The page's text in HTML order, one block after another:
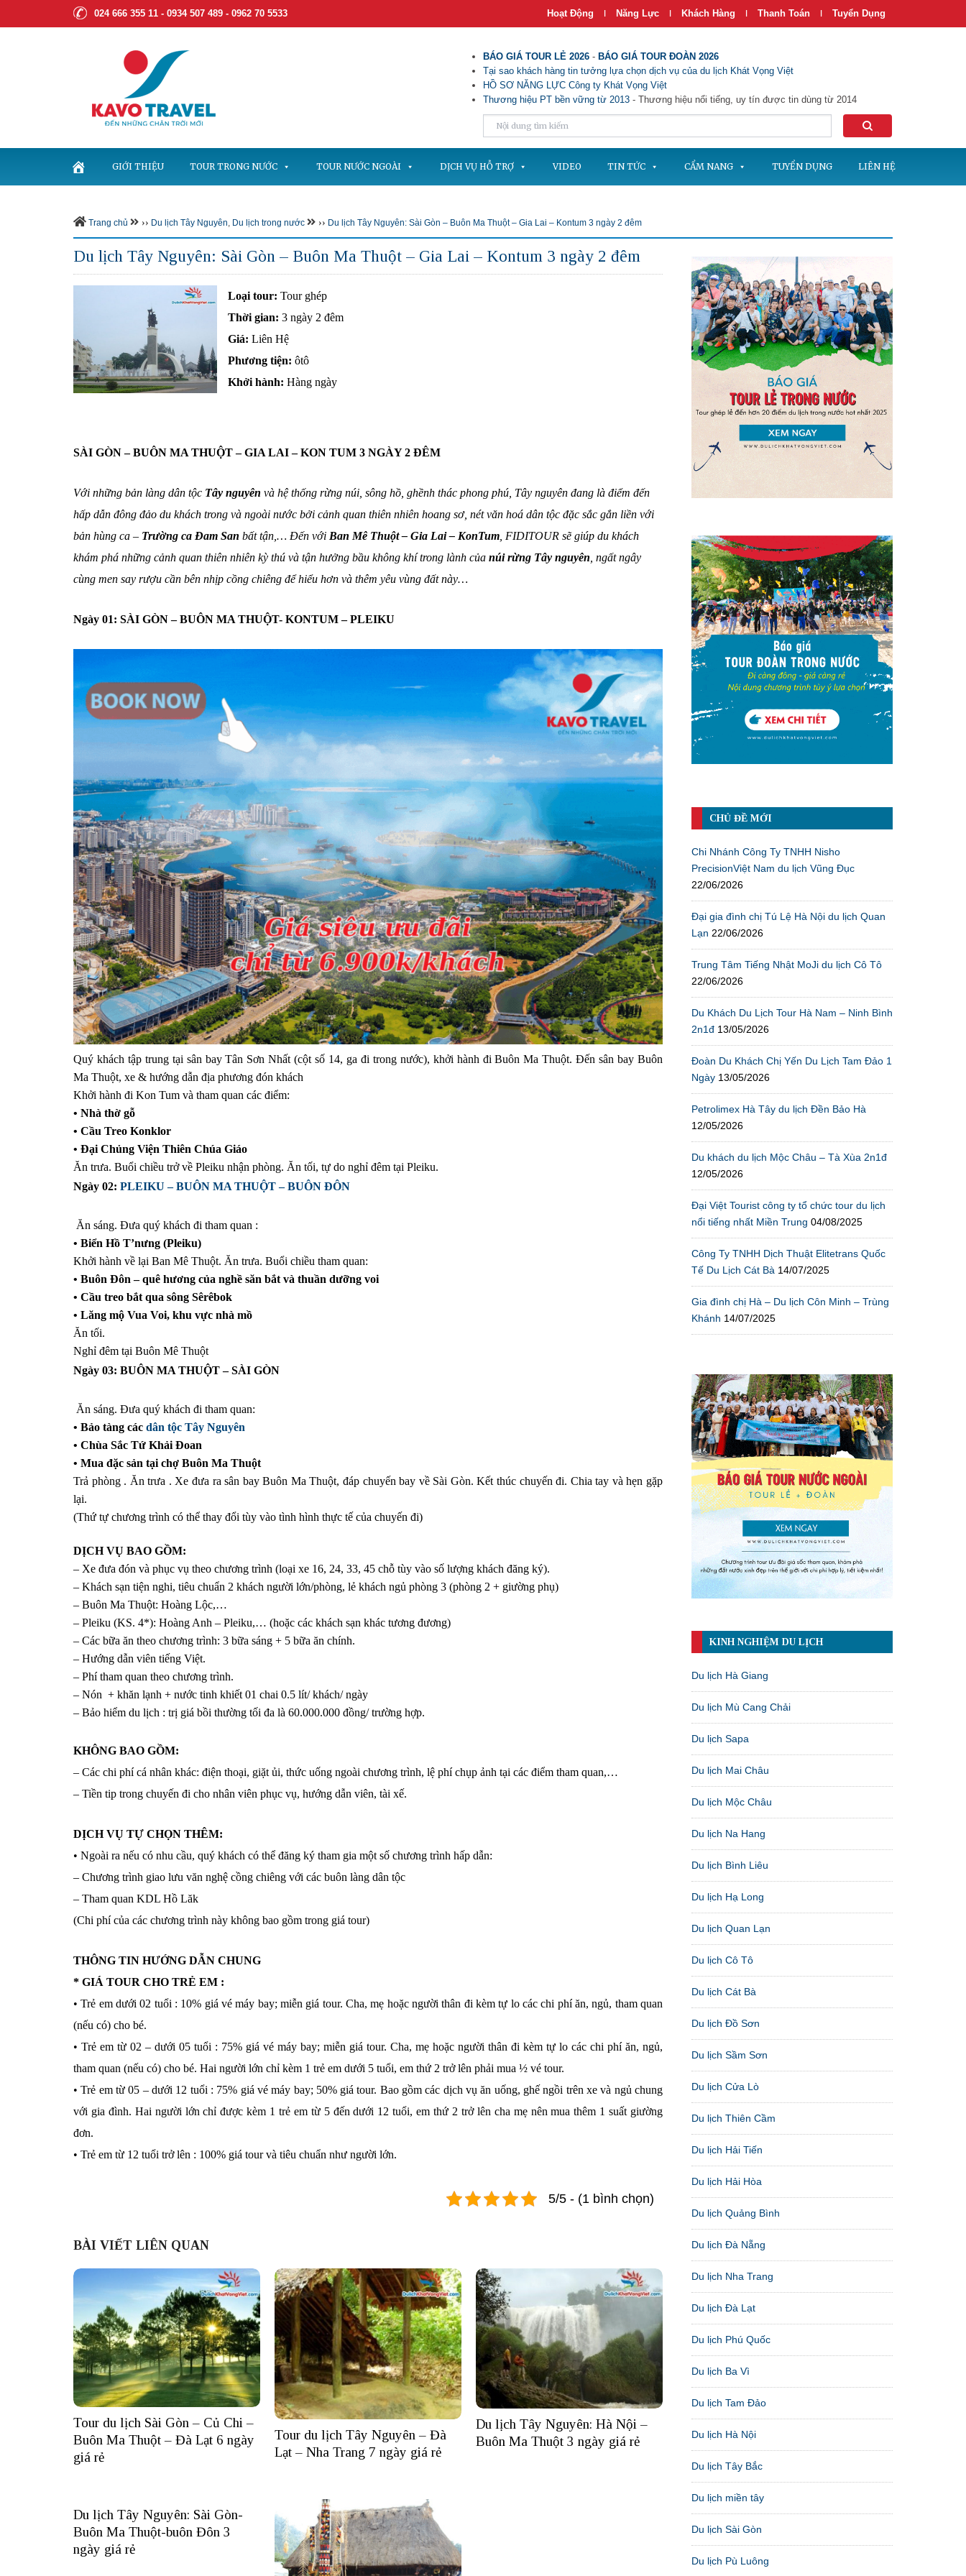
024 666 355 11 - 0934 507 489 - 0962 70 5533 Hoạt Động | Năng Lực | Khách Hàng | Thanh Toán | Tuyển Dụng
BÁO GIÁ TOUR LẺ 2026 - BÁO GIÁ TOUR ĐOÀN 2026
Tại sao khách hàng tin tưởng lựa chọn dịch vụ của du lịch Khát Vọng Việt
HỒ SƠ NĂNG LỰC Công ty Khát Vọng Việt
Thương hiệu PT bền vững từ 2013 - Thương hiệu nổi tiếng, uy tín được tin dùng từ 2014
GIỚI THIỆU TOUR TRONG NƯỚC TOUR NƯỚC NGOÀI DỊCH VỤ HỖ TRỢ VIDEO TIN TỨC CẨM NANG TUYỂN DỤNG LIÊN HỆ
Trang chủ ›› Du lịch Tây Nguyên, Du lịch trong nước ›› Du lịch Tây Nguyên: Sài Gòn – Buôn Ma Thuột – Gia Lai – Kontum 3 ngày 2 đêm
Du lịch Tây Nguyên: Sài Gòn – Buôn Ma Thuột – Gia Lai – Kontum 3 ngày 2 đêm
Loại tour: Tour ghép
Thời gian: 3 ngày 2 đêm
Giá: Liên Hệ
Phương tiện: ôtô
Khởi hành: Hàng ngày
SÀI GÒN – BUÔN MA THUỘT – GIA LAI – KON TUM 3 NGÀY 2 ĐÊM
Với những bản làng dân tộc Tây nguyên và hệ thống rừng núi, sông hồ, ghềnh thác phong phú, Tây nguyên đang là điểm đến
hấp dẫn đông đảo du khách trong và ngoài nước bởi cảnh quan thiên nhiên hoang sơ, nét văn hoá dân tộc đặc sắc gắn liền với
bản hùng ca – Trường ca Đam San bất tận,… Đến với Ban Mê Thuột – Gia Lai – KonTum , FIDITOUR sẽ giúp du khách
khám phá những cảnh quan thiên nhiên kỳ thú và tận hưởng bầu không khí trong lành của núi rừng Tây nguyên , ngất ngây
cùng men say rượu cần bên nhịp cồng chiêng để hiểu hơn và thêm yêu vùng đất này…
Ngày 01: SÀI GÒN – BUÔN MA THUỘT- KONTUM – PLEIKU
Quý khách tập trung tại sân bay Tân Sơn Nhất (cột số 14, ga đi trong nước), khởi hành đi Buôn Ma Thuột. Đến sân bay Buôn
Ma Thuột, xe & hướng dẫn địa phương đón khách
Khởi hành đi Kon Tum và tham quan các điểm:
• Nhà thờ gỗ
• Cầu Treo Konklor
• Đại Chủng Viện Thiên Chúa Giáo
Ăn trưa. Buổi chiều trở về Pleiku nhận phòng. Ăn tối, tự do nghỉ đêm tại Pleiku.
Ngày 02: PLEIKU – BUÔN MA THUỘT – BUÔN ĐÔN
Ăn sáng. Đưa quý khách đi tham quan :
• Biển Hồ T’nưng (Pleiku)
Khởi hành về lại Ban Mê Thuột. Ăn trưa. Buổi chiều tham quan:
• Buôn Đôn – quê hương của nghề săn bắt và thuần dưỡng voi
• Cầu treo bắt qua sông Sêrêbok
• Lăng mộ Vua Voi, khu vực nhà mồ
Ăn tối.
Nghỉ đêm tại Buôn Mê Thuột
Ngày 03: BUÔN MA THUỘT – SÀI GÒN
Ăn sáng. Đưa quý khách đi tham quan:
• Bảo tàng các dân tộc Tây Nguyên
• Chùa Sắc Tứ Khải Đoan
• Mua đặc sản tại chợ Buôn Ma Thuột
Trả phòng . Ăn trưa . Xe đưa ra sân bay Buôn Ma Thuột, đáp chuyến bay về Sài Gòn. Kết thúc chuyến đi. Chia tay và hẹn gặp
lại.
(Thứ tự chương trình có thể thay đổi tùy vào tình hình thực tế của chuyến đi)
DỊCH VỤ BAO GỒM:
– Xe đưa đón và phục vụ theo chương trình (loại xe 16, 24, 33, 45 chỗ tùy vào số lượng khách đăng ký).
– Khách sạn tiện nghi, tiêu chuẩn 2 khách người lớn/phòng, lẻ khách ngủ phòng 3 (phòng 2 + giường phụ)
– Buôn Ma Thuột: Hoàng Lộc,…
– Pleiku (KS. 4*): Hoàng Anh – Pleiku,… (hoặc các khách sạn khác tương đương)
– Các bữa ăn theo chương trình: 3 bữa sáng + 5 bữa ăn chính.
– Hướng dẫn viên tiếng Việt.
– Phí tham quan theo chương trình.
– Nón + khăn lạnh + nước tinh khiết 01 chai 0.5 lít/ khách/ ngày
– Bảo hiểm du lịch : trị giá bồi thường tối đa là 60.000.000 đồng/ trường hợp.
KHÔNG BAO GỒM:
– Các chi phí cá nhân khác: điện thoại, giặt ủi, thức uống ngoài chương trình, lệ phí chụp ảnh tại các điểm tham quan,…
– Tiền tip trong chuyến đi cho nhân viên phục vụ, hướng dẫn viên, tài xế.
DỊCH VỤ TỰ CHỌN THÊM:
• Ngoài ra nếu có nhu cầu, quý khách có thể đăng ký tham gia một số chương trình hấp dẫn:
– Chương trình giao lưu văn nghệ cồng chiêng với các buôn làng dân tộc
– Tham quan KDL Hồ Lăk
(Chi phí của các chương trình này không bao gồm trong giá tour)
THÔNG TIN HƯỚNG DẪN CHUNG
* GIÁ TOUR CHO TRẺ EM :
• Trẻ em dưới 02 tuổi : 10% giá vé máy bay; miễn giá tour. Cha, mẹ hoặc người thân đi kèm tự lo các chi phí ăn, ngủ, tham quan
(nếu có) cho bé.
• Trẻ em từ 02 – dưới 05 tuổi : 75% giá vé máy bay; miễn giá tour. Cha, mẹ hoặc người thân đi kèm tự lo các chi phí ăn, ngủ,
tham quan (nếu có) cho bé. Hai người lớn chỉ kèm 1 trẻ em dưới 5 tuổi, em thứ 2 trở lên phải mua ½ vé tour.
• Trẻ em từ 05 – dưới 12 tuổi : 75% giá vé máy bay; 50% giá tour. Bao gồm các dịch vụ ăn uống, ghế ngồi trên xe và ngủ chung
với gia đình. Hai người lớn chỉ được kèm 1 trẻ em từ 5 đến dưới 12 tuổi, em thứ 2 trở lên cha mẹ nên mua thêm 1 suất giường
đơn.
• Trẻ em từ 12 tuổi trở lên : 100% giá tour và tiêu chuẩn như người lớn.
5/5 - (1 bình chọn)
BÀI VIẾT LIÊN QUAN
Tour du lịch Sài Gòn – Củ Chi –
Buôn Ma Thuột – Đà Lạt 6 ngày
giá rẻ
Tour du lịch Tây Nguyên – Đà
Lạt – Nha Trang 7 ngày giá rẻ
Du lịch Tây Nguyên: Hà Nội –
Buôn Ma Thuột 3 ngày giá rẻ
Du lịch Tây Nguyên: Sài Gòn-
Buôn Ma Thuột-buôn Đôn 3
ngày giá rẻ
CHỦ ĐỀ MỚI
Chi Nhánh Công Ty TNHH Nisho
PrecisionViệt Nam du lịch Vũng Đục
22/06/2026
Đại gia đình chị Tú Lệ Hà Nội du lịch Quan
Lạn 22/06/2026
Trung Tâm Tiếng Nhật MoJi du lịch Cô Tô
22/06/2026
Du Khách Du Lịch Tour Hà Nam – Ninh Bình
2n1đ 13/05/2026
Đoàn Du Khách Chị Yến Du Lịch Tam Đảo 1
Ngày 13/05/2026
Petrolimex Hà Tây du lịch Đền Bảo Hà
12/05/2026
Du khách du lịch Mộc Châu – Tà Xùa 2n1đ
12/05/2026
Đại Việt Tourist công ty tổ chức tour du lịch
nổi tiếng nhất Miền Trung 04/08/2025
Công Ty TNHH Dịch Thuật Elitetrans Quốc
Tế Du Lịch Cát Bà 14/07/2025
Gia đình chị Hà – Du lịch Côn Minh – Trùng
Khánh 14/07/2025
KINH NGHIỆM DU LỊCH
Du lịch Hà Giang
Du lịch Mù Cang Chải
Du lịch Sapa
Du lịch Mai Châu
Du lịch Mộc Châu
Du lịch Na Hang
Du lịch Bình Liêu
Du lịch Hạ Long
Du lịch Quan Lạn
Du lịch Cô Tô
Du lịch Cát Bà
Du lịch Đồ Sơn
Du lịch Sầm Sơn
Du lịch Cửa Lò
Du lịch Thiên Cầm
Du lịch Hải Tiến
Du lịch Hải Hòa
Du lịch Quảng Bình
Du lịch Đà Nẵng
Du lịch Nha Trang
Du lịch Đà Lạt
Du lịch Phú Quốc
Du lịch Ba Vì
Du lịch Tam Đảo
Du lịch Hà Nội
Du lịch Tây Bắc
Du lịch miền tây
Du lịch Sài Gòn
Du lịch Pù Luông